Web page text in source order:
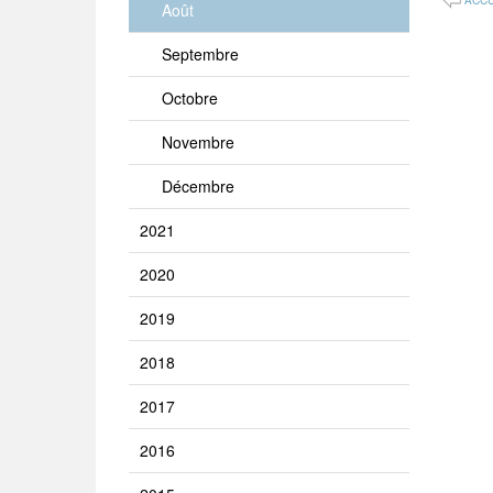
Août
Septembre
Octobre
Novembre
Décembre
2021
2020
2019
2018
2017
2016